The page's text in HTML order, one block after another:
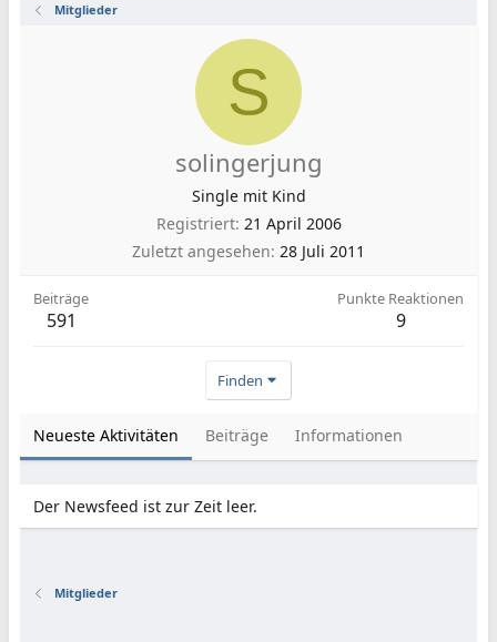
Mitglieder
S
solingerjung
Single mit Kind
Registriert 21 April 2006
Zuletzt angesehen 28 Juli 2011
Beiträge
591
Punkte Reaktionen
9
Finden
Neueste Aktivitäten Beiträge Informationen
Der Newsfeed ist zur Zeit leer.
Mitglieder